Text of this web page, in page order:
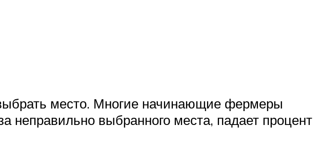
место. Многие начинающие фермеры
неправильно выбранного места, падает процент